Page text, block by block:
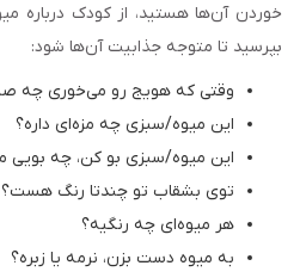
خوردن آن‌ها هستید، از کودک درباره
بپرسید تا متوجه جذابیت آن‌ها شود:
وقتی که هویج رو می‌خوری چه
این میوه/سبزی چه مزه‌ای داره؟
این میوه/سبزی بو کن، چه بویی
توی بشقاب تو چندتا رنگ هست؟
هر میوه‌ای چه رنگیه؟
به میوه دست بزن، نرمه یا زبره؟